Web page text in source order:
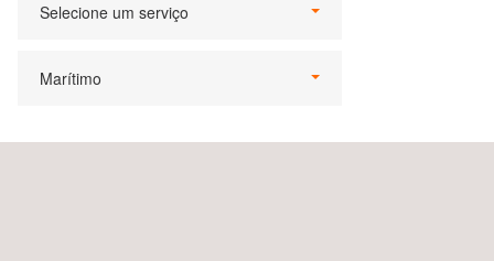
Selecione um serviço
Marítimo